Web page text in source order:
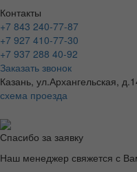
Контакты
+7 843 240-77-87
+7 927 410-77-30
+7 937 288 40-92
Заказать звонок
Казань, ул.Архангельская,
схема проезда
Спасибо за заявку
Наш менеджер свяжется с